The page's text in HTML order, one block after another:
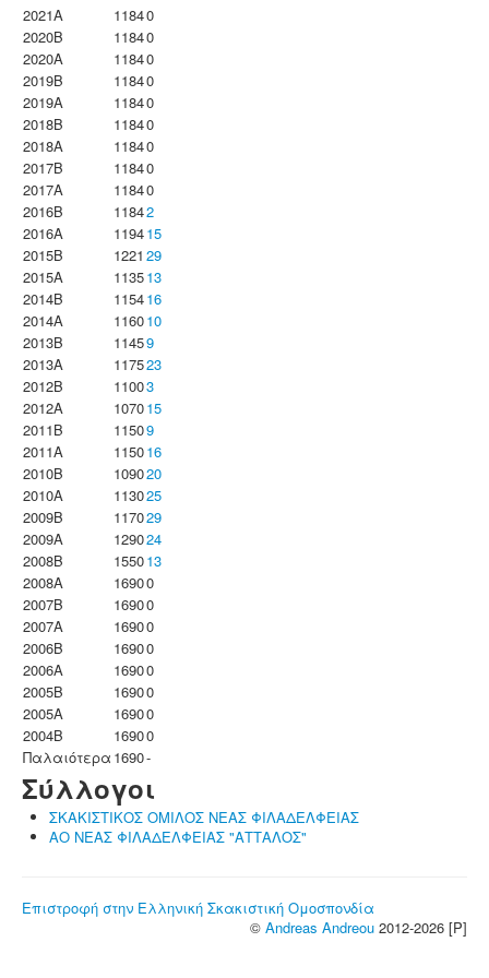
2021A
11840
2020B
11840
2020A
11840
2019B
11840
2019A
11840
2018B
11840
2018A
11840
2017B
11840
2017A
11840
2016B
11842
2016A
119415
2015B
1221 29
2015A
113513
2014B
115416
2014A
116010
2013B
11459
2013A
117523
2012B
11003
2012A
107015
2011B
11509
2011A
115016
2010B
109020
2010A
113025
2009B
117029
2009A
129024
2008B
155013
2008A
16900
2007B
16900
2007A
16900
2006B
16900
2006A
16900
2005B
16900
2005A
16900
2004B
16900
Παλαιότερα 1690-
Σύλλογοι
ΣΚΑΚΙΣΤΙΚΟΣ ΟΜΙΛΟΣ ΝΕΑΣ ΦΙΛΑΔΕΛΦΕΙΑΣ
ΑΟ ΝΕΑΣ ΦΙΛΑΔΕΛΦΕΙΑΣ "ΑΤΤΑΛΟΣ"
Επιστροφή στην Ελληνική Σκακιστική Ομοσπονδία
© Andreas Andreou 2012-2026 [P]